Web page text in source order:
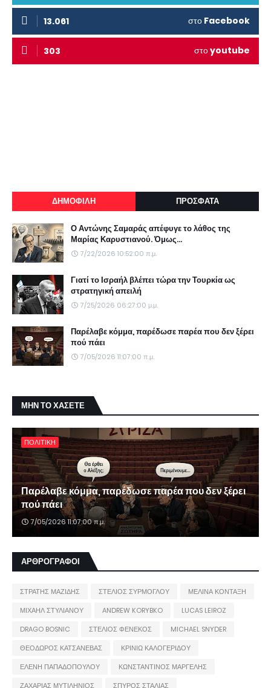
13.061 στο Facebook
303 στοyoutube
ΔΗΜΟΦΙΛΗ ΠΡΟΣΦΑΤΑ
Ο Αντώνης Σαμαράς απέφυγε το λάθος της
Μαρίας Καρυστιανού. Όμως...
7/22/2026 10:52:00 π.μ.
Γιατί το Ισραήλ βλέπει τώρα την Τουρκία ως
στρατηγική απειλή
7/25/2026 06:27:00 μ.μ.
Παρέλαβε κόμμα, παρέδωσε παρέα που δεν ξέρει
πού πάει
7/05/2026 11:07:00 π.μ.
ΜΗΝ ΤΟ ΧΑΣΕΤΕ
ΠΟΛΙΤΙΚΗ
Παρέλαβε κόμμα, παρέδωσε παρέα που δεν ξέρει
πού πάει
7/05/2026 11:07:00 π.μ.
ΑΡΘΡΟΓΡΑΦΟΙ
ΣΤΡΑΤΗΣ ΜΑΖΙΔΗΣ ΣΤΕΛΙΟΣ ΣΥΡΜΟΓΛΟΥ
ΜΕΛΙΝΑ ΚΟΝΤΑΞΗ
ΜΙΧΑΗΛ ΣΤΥΛΙΑΝΟΥ
ANDREW KORYBKO
LUCAS LEIROZ
DRAGO BOSNIC
ΣΤΕΛΙΟΣ ΦΕΝΕΚΟΣ
MICHAEL SNYDER
ΘΕΟΔΩΡΟΣ ΚΑΤΣΑΝΕΒΑΣ
ΚΡΙΝΙΩ ΚΑΛΟΓΕΡΙΔΟΥ
ΕΛΕΝΗ ΠΑΠΑΔΟΠΟΥΛΟΥ
ΚΩΝΣΤΑΝΤΙΝΟΣ ΜΑΡΓΕΛΗΣ
ΖΑΧΑΡΙΑΣ ΜΥΤΙΛΗΝΙΟΣ
ΣΠΥΡΟΣ ΣΤΑΛΙΑΣ